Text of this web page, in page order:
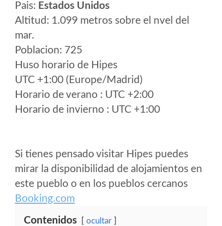
Pais: Estados Unidos
Altitud: 1.099 metros sobre el nvel del
mar.
Poblacion: 725
Huso horario de Hipes
UTC +1:00 (Europe/Madrid)
Horario de verano : UTC +2:00
Horario de invierno : UTC +1:00
Si tienes pensado visitar Hipes puedes
mirar la disponibilidad de alojamientos en
este pueblo o en los pueblos cercanos
Booking.com
Contenidos ocultar